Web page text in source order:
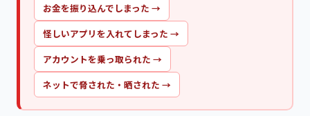
お金を振り込んでしまった →
怪しいアプリを入れてしまった →
アカウントを乗っ取られた →
ネットで脅された・晒された →